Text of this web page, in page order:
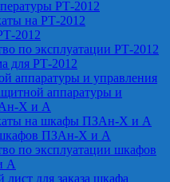
РТ-2012
на РТ-2012
2012
по эксплуатации РТ-2012
для РТ-2012
аппаратуры и управления
аппаратуры и
Х и А
на шкафы ПЗАн-Х и А
ПЗАн-Х и А
по эксплуатации шкафов
А
для заказа шкафа